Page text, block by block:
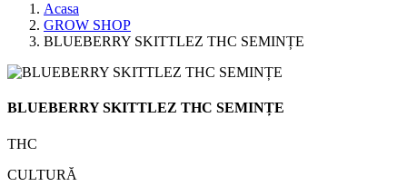
Acasa
GROW SHOP
BLUEBERRY SKITTLEZ THC SEMINȚE
BLUEBERRY SKITTLEZ THC SEMINȚE
THC
CULTURĂ